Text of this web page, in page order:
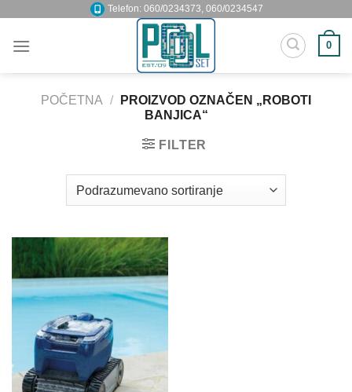
content
Telefon: 060/0234373, 060/0234547
0
POČETNA /
PROIZVOD OZNAČEN „ROBOTI
BANJICA“
FILTER